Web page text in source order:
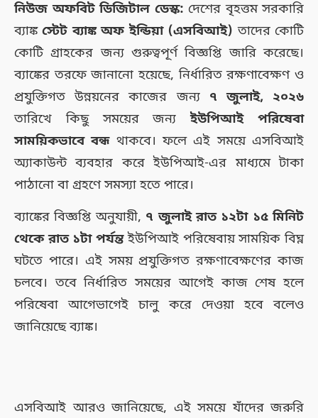
নিউজ অফবিট ডিজিটাল ডেস্ক: দেশের বৃহত্তম সরকারি
ব্যাঙ্কস্টেট ব্যাঙ্ক অফ ইন্ডিয়া (এসবিআই) তাদের কোটি
কোটি গ্রাহকের জন্য গুরুত্বপূর্ণ বিজ্ঞপ্তি জারি করেছে।
ব্যাঙ্কের তরফে জানানো হয়েছে, নির্ধারিত রক্ষণাবেক্ষণ ও
প্রযুক্তিগত উন্নয়নের কাজের জন্য ৭ জুলাই, ২০২৬
তারিখে কিছু সময়ের জন্যইউপিআই পরিষেবা
সাময়িকভাবে বন্ধথাকবে। ফলে এই সময়ে এসবিআই
অ্যাকাউন্ট ব্যবহার করে ইউপিআই-এর মাধ্যমে টাকা
পাঠানো বা গ্রহণে সমস্যা হতে পারে।
ব্যাঙ্কের বিজ্ঞপ্তি অনুযায়ী, ৭ জুলাই রাত ১২টা ১৫ মিনিট
থেকে রাত ১টা পর্যন্তইউপিআই পরিষেবায় সাময়িক বিঘ্ন
ঘটতে পারে। এই সময় প্রযুক্তিগত রক্ষণাবেক্ষণের কাজ
চলবে। তবে নির্ধারিত সময়ের আগেই কাজ শেষ হলে
পরিষেবা আগেভাগেই চালু করে দেওয়া হবে বলেও
জানিয়েছে ব্যাঙ্ক।
এসবিআই আরও জানিয়েছে, এই সময়ে যাঁদের জরুরি